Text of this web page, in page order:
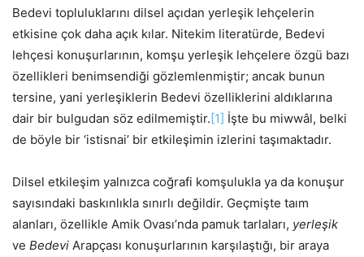
Bedevi topluluklarını dilsel açıdan yerleşik lehçelerin
etkisine çok daha açık kılar. Nitekim literatürde, Bedevi
lehçesi konuşurlarının, komşu yerleşik lehçelere özgü bazı
özellikleri benimsendiği gözlemlenmiştir; ancak bunun
tersine, yani yerleşiklerin Bedevi özelliklerini aldıklarına
dair bir bulgudan söz edilmemiştir.[1] İşte bu miwwâl, belki
de böyle bir ‘istisnai’ bir etkileşimin izlerini taşımaktadır.
Dilsel etkileşim yalnızca coğrafi komşulukla ya da konuşur
sayısındaki baskınlıkla sınırlı değildir. Geçmişte taım
alanları, özellikle Amik Ovası’nda pamuk tarlaları, yerleşik
ve Bedevi Arapçası konuşurlarının karşılaştığı, bir araya